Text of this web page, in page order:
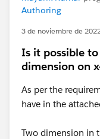
Authoring
3 de noviembre de
Is it possible
dimension on
As per the
have in the
Two dimension in